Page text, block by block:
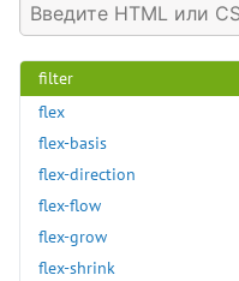
display
filter
flex
flex-basis
flex-direction
flex-flow
flex-grow
flex-shrink